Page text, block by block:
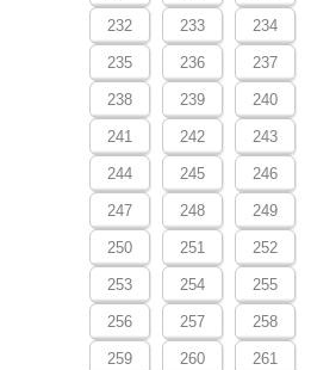
232 233 234
235 236 237
238 239 240
241 242 243
244 245 246
247 248 249
250 251 252
253 254 255
256 257 258
259 260 261